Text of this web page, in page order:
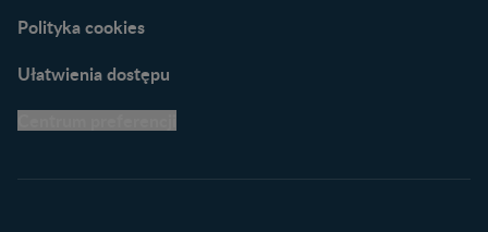
Polityka cookies
Ułatwienia dostępu